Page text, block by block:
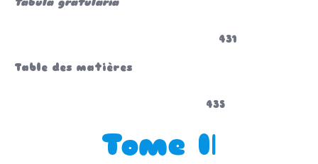
Tabula gratularia
431
Table des matières
435
Tome II